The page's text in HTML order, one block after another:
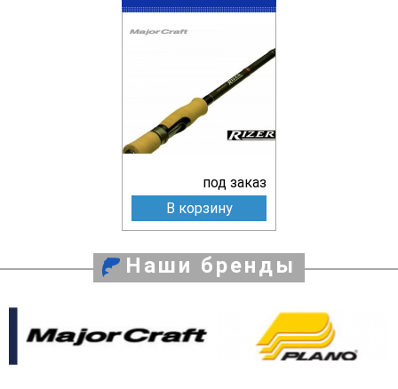
под заказ
В корзину
Наши бренды